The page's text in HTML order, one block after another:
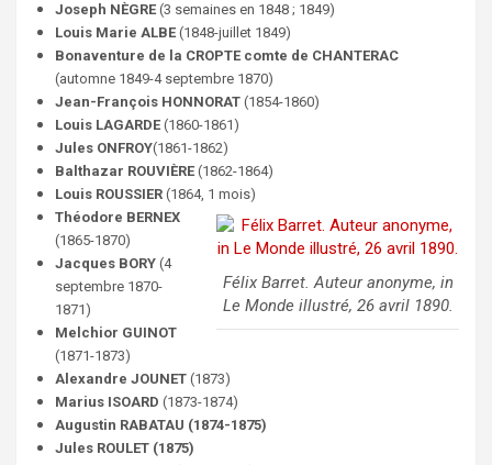
Joseph NÈGRE (3 semaines en 1848 ; 1849)
Louis Marie ALBE (1848-juillet 1849)
Bonaventure de la CROPTE comte de CHANTERAC
(automne 1849-4 septembre 1870)
Jean-François HONNORAT (1854-1860)
Louis LAGARDE (1860-1861)
Jules ONFROY(1861-1862)
Balthazar ROUVIÈRE (1862-1864)
Louis ROUSSIER (1864, 1 mois)
Félix Barret. Auteur anonyme, in
Le Monde illustré, 26 avril 1890.
Théodore BERNEX
(1865-1870)
Jacques BORY (4
septembre 1870-
1871)
Melchior GUINOT
(1871-1873)
Alexandre JOUNET (1873)
Marius ISOARD (1873-1874)
Augustin RABATAU (1874-1875)
Jules ROULET (1875)